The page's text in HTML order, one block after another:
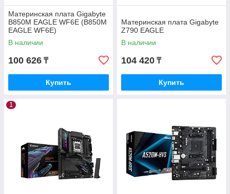
Материнская плата Gigabyte
B850M EAGLE WF6E (B850M
EAGLE WF6E)
В наличии
100 626 ₸
Купить
Материнская плата Gigabyte
Z790 EAGLE
В наличии
104 420 ₸
Купить
1